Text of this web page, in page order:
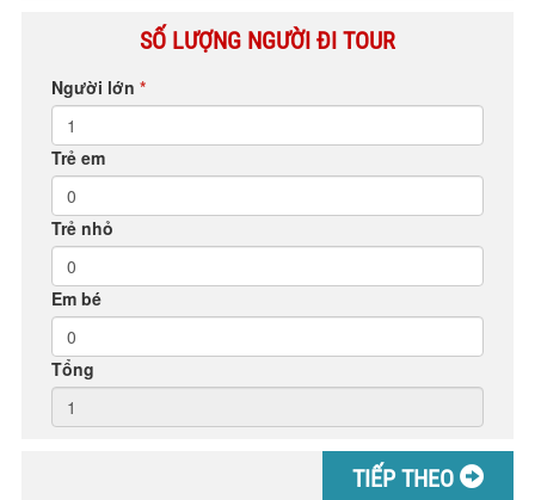
SỐ LƯỢNG NGƯỜI ĐI TOUR
Người lớn *
Trẻ em
Trẻ nhỏ
Em bé
Tổng
TIẾP THEO